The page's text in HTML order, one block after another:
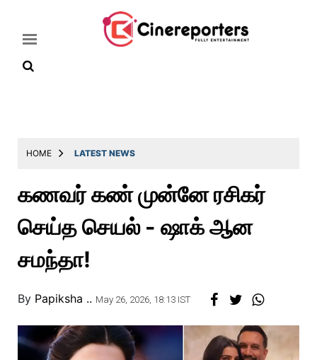
Latest
Throwback
Television
Reviews
Photos
Story
HOME LATEST NEWS
கணவர் கண் முன்னே ரசிகர்
செய்த செயல் - ஷாக் ஆன
சமந்தா!
By Papiksha .. May 26, 2026, 18:13 IST